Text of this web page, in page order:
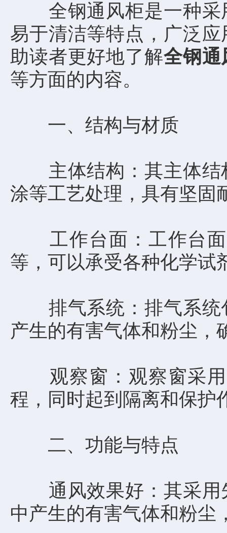
全钢通风柜是一种采
易于清洁等特点，广泛
助读者更好地了解全钢通
等方面的内容。
一、结构与材质
主体结构：其主体结
涂等工艺处理，具有坚固
工作台面：工作台面
等，可以承受各种化学试
排气系统：排气系统
产生的有害气体和粉尘，
观察窗：观察窗采用
程，同时起到隔离和保护
二、功能与特点
通风效果好：其采用
中产生的有害气体和粉尘